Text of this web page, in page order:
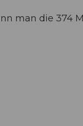
man die 374